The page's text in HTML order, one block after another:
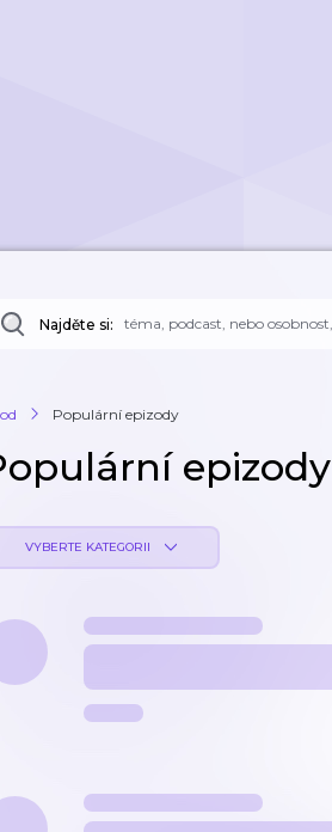
Najděte si:
Populární epizody
epizody
VYBERTE KATEGORII